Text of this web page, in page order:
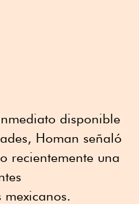
disponible
Homan señaló
recientemente una